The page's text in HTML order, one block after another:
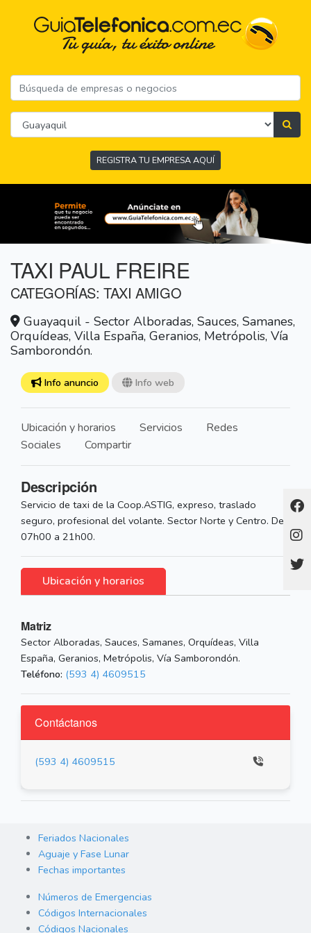
REGISTRA TU EMPRESA AQUÍ
TAXI PAUL FREIRE
CATEGORÍAS: TAXI AMIGO
Guayaquil - Sector Alboradas, Sauces, Samanes,
Orquídeas, Villa España, Geranios, Metrópolis, Vía
Samborondón.
Info anuncio Info web
Ubicación y horarios Servicios
Redes
Sociales
Compartir
Descripción
Servicio de taxi de la Coop.ASTIG, expreso, traslado
seguro, profesional del volante. Sector Norte y Centro. De
07h00 a 21h00.
Ubicación y horarios
Matriz
Sector Alboradas, Sauces, Samanes, Orquídeas, Villa
España, Geranios, Metrópolis, Vía Samborondón.
Teléfono: (593 4) 4609515
Contáctanos
(593 4) 4609515
Feriados Nacionales
Aguaje y Fase Lunar
Fechas importantes
Números de Emergencias
Códigos Internacionales
Códigos Nacionales